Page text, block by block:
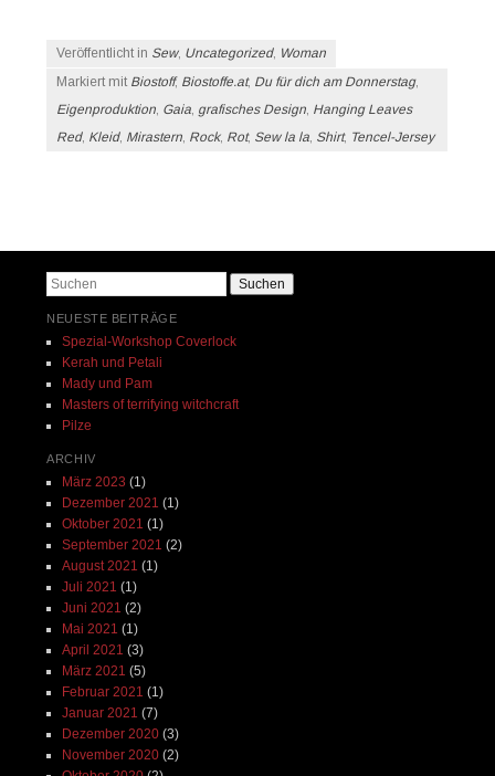
Veröffentlicht in Sew, Uncategorized, Woman
Markiert mit Biostoff, Biostoffe.at, Du für dich am Donnerstag,
Eigenproduktion Gaia grafisches Design Hanging Leaves
Red, Kleid, Mirastern Rock, Rot, Sew la la Shirt, Tencel-Jersey
Suchen
NEUESTE BEITRÄGE
Spezial-Workshop Coverlock
Kerah und Petali
Mady und Pam
Masters of terrifying witchcraft
Pilze
ARCHIV
März 2023 (1)
Dezember 2021 (1)
Oktober 2021 (1)
September 2021 (2)
August 2021 (1)
Juli 2021 (1)
Juni 2021 (2)
Mai 2021 (1)
April 2021 (3)
März 2021 (5)
Februar 2021 (1)
Januar 2021 (7)
Dezember 2020(3)
November 2020(2)